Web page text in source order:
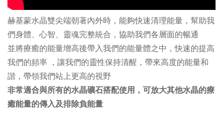
赫基蒙水晶雙尖端朝著內外時，能夠快速清理能量，幫助我
們身體、心智、靈魂完整統合，協助我們各層面的暢通
並將療癒的能量增高後帶入我們的能量體之中，快速的提高
我們的頻率 ，讓我們的靈性保持清醒，帶來高度的能量和
諧，帶領我們站上更高的視野
非常適合與所有的水晶礦石搭配使用，可放大其他水晶的療
癒能量的傳入及排除負能量